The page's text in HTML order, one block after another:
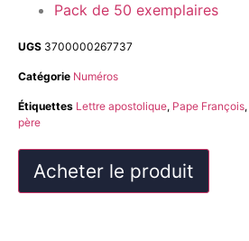
Pack de 50 exemplaires
UGS 3700000267737
Catégorie Numéros
Étiquettes Lettre apostolique, Pape François,
père
Acheter le produit